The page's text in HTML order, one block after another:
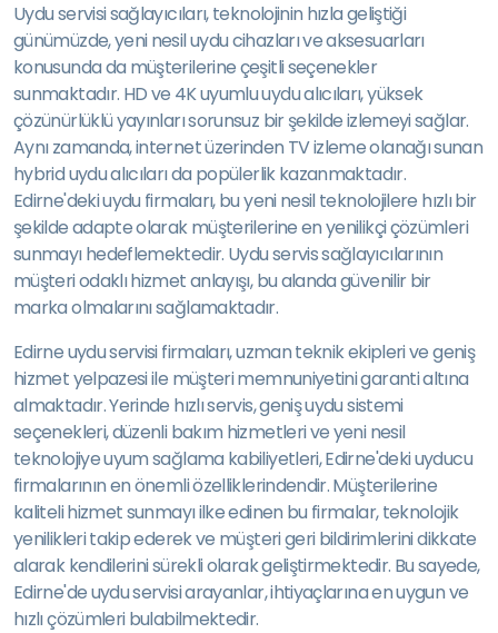
Uydu servisi sağlayıcıları, teknolojinin hızla geliştiği
günümüzde, yeni nesil uydu cihazları ve aksesuarları
konusunda da müşterilerine çeşitli seçenekler
sunmaktadır. HD ve 4K uyumlu uydu alıcıları, yüksek
çözünürlüklü yayınları sorunsuz bir şekilde izlemeyi sağlar.
Aynı zamanda, internet üzerinden TV izleme olanağı sunan
hybrid uydu alıcıları da popülerlik kazanmaktadır.
Edirne'deki uydu firmaları, bu yeni nesil teknolojilere hızlı bir
şekilde adapte olarak müşterilerine en yenilikçi çözümleri
sunmayı hedeflemektedir. Uydu servis sağlayıcılarının
müşteri odaklı hizmet anlayışı, bu alanda güvenilir bir
marka olmalarını sağlamaktadır.
Edirne uydu servisi firmaları, uzman teknik ekipleri ve geniş
hizmet yelpazesi ile müşteri memnuniyetini garanti altına
almaktadır. Yerinde hızlı servis, geniş uydu sistemi
seçenekleri, düzenli bakım hizmetleri ve yeni nesil
teknolojiye uyum sağlama kabiliyetleri, Edirne'deki uyducu
firmalarının en önemli özelliklerindendir. Müşterilerine
kaliteli hizmet sunmayı ilke edinen bu firmalar, teknolojik
yenilikleri takip ederek ve müşteri geri bildirimlerini dikkate
alarak kendilerini sürekli olarak geliştirmektedir. Bu sayede,
Edirne'de uydu servisi arayanlar, ihtiyaçlarına en uygun ve
hızlı çözümleri bulabilmektedir.